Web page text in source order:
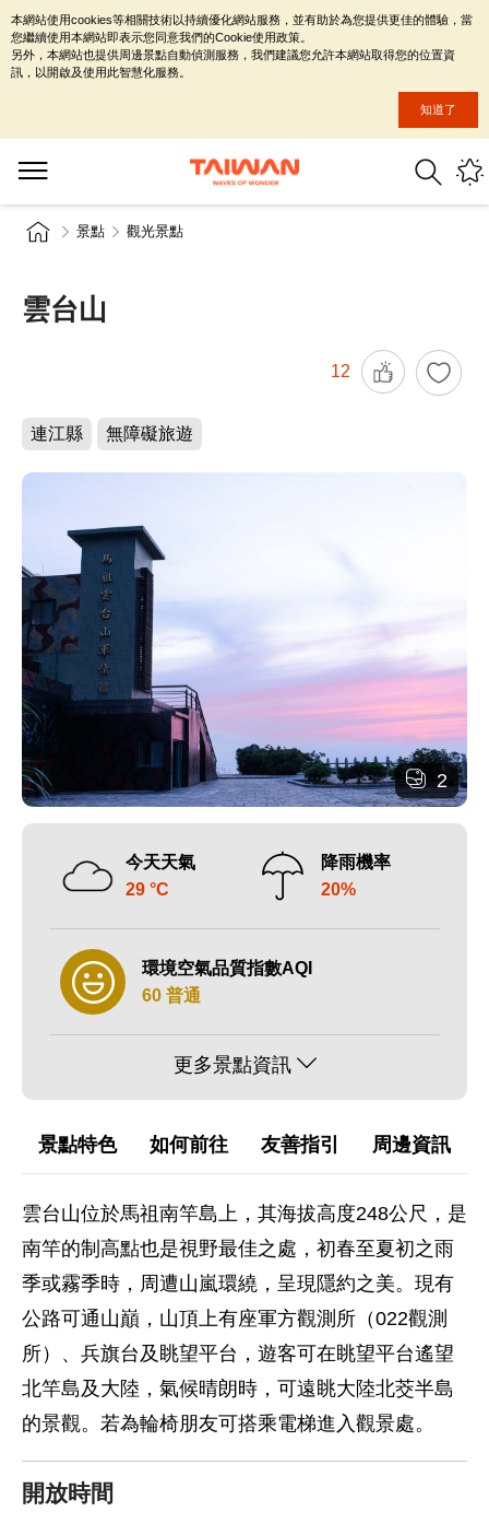
景點 觀光景點
雲台山
12
連江縣 無障礙旅遊
2
今天天氣
29 °C
降雨機率
20%
環境空氣品質指數AQI
60 普通
更多景點資訊
景點特色 如何前往 友善指引 周邊資訊
雲台山位於馬祖南竿島上，其海拔高度248公尺，是
南竿的制高點也是視野最佳之處，初春至夏初之雨
季或霧季時，周遭山嵐環繞，呈現隱約之美。現有
公路可通山巔，山頂上有座軍方觀測所（022觀測
所）、兵旗台及眺望平台，遊客可在眺望平台遙望
北竿島及大陸，氣候晴朗時，可遠眺大陸北茭半島
的景觀。若為輪椅朋友可搭乘電梯進入觀景處。
開放時間
本網站使用cookies等相關技術以持續優化網站服務，並有助於為您提供更佳的體驗，當
您繼續使用本網站即表示您同意我們的Cookie使用政策。
另外，本網站也提供周邊景點自動偵測服務，我們建議您允許本網站取得您的位置資
訊，以開啟及使用此智慧化服務。
知道了